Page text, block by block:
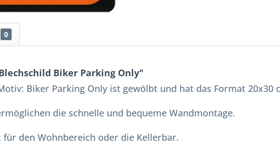
0
Biker Parking Only"
Biker Parking Only ist gewölbt und hat das Format 20x30
die schnelle und bequeme Wandmontage.
den Wohnbereich oder die Kellerbar.